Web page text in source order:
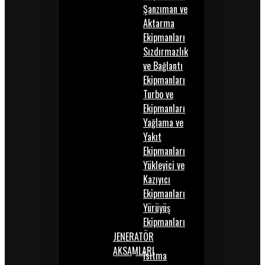
Şanzıman ve
Aktarma
Ekipmanları
Sızdırmazlık
ve Bağlantı
Ekipmanları
Turbo ve
Ekipmanları
Yağlama ve
Yakıt
Ekipmanları
Yükleyici ve
Kazıyıcı
Ekipmanları
Yürüyüş
Ekipmanları
JENERATÖR
AKSAMLARIIsıtma